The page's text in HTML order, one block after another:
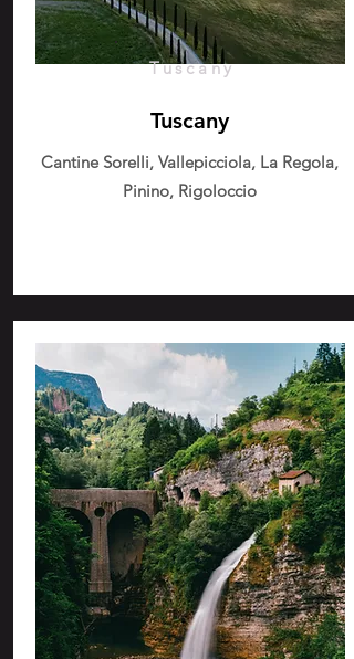
Tuscany
Tuscany
Cantine Sorelli, Vallepicciola, La Regola,
Pinino, Rigoloccio